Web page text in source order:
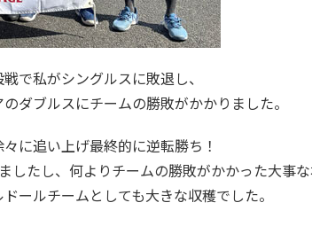
で私がシングルスに敗退し、
ダブルスにチームの勝敗がかかりました。
に追い上げ最終的に逆転勝ち！
したし、何よりチームの勝敗がかかった大事
ールチームとしても大きな収穫でした。